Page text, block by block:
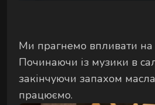
Ми прагнемо впливати на
Починаючи із музики в
закінчуючи запахом
працюємо.
відновлення тіла та